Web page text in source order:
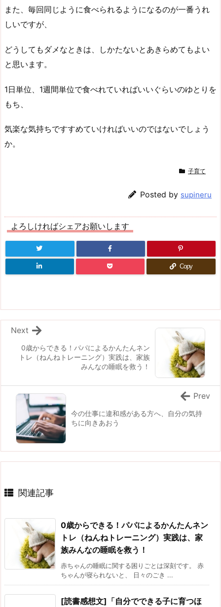
また、毎回同じように食べられるようになるのが一番うれ
しいですが、
どうしてもダメなときは、しかたないとあきらめてもよい
と思います。
1日単位、1週間単位で食べれていればいいぐらいのゆとりを
もち、
気楽な気持ちですすめていければいいのではないでしょう
か。
子育て
Posted by supineru
よろしければシェアお願いします
Copy
0歳からできる！パパによるかんたんネン
トレ（ねんねトレーニング）実践は、家族
みんなの睡眠を救う！
Next
今の仕事に違和感がある方へ、自分の気持
ちに向きあおう
Prev
関連記事
0歳からできる！パパによるかんたんネン
トレ（ねんねトレーニング）実践は、家
族みんなの睡眠を救う！
赤ちゃんの睡眠に関する困りごとは深刻です。 赤
ちゃんが寝られないと、 日々のごき ...
[読書感想文]「自分でできる子に育つほ